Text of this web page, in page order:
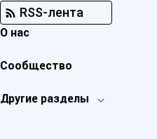
RSS-лента
Другие разделы
О нас
Сообщество